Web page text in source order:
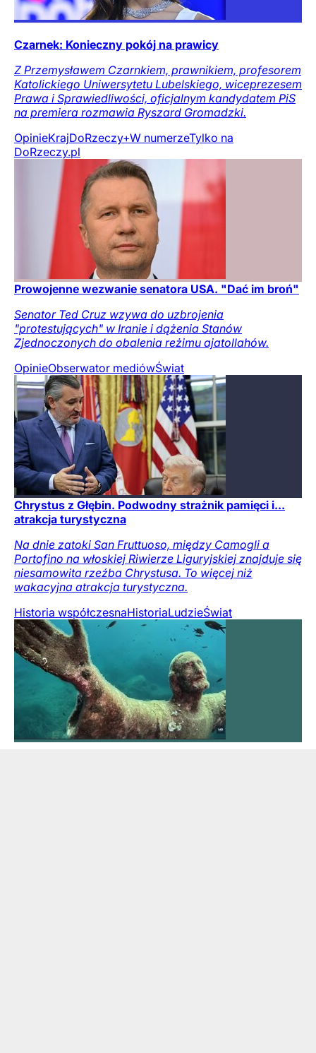
Czarnek: Konieczny pokój na prawicy
Z Przemysławem Czarnkiem, prawnikiem, profesorem
Katolickiego Uniwersytetu Lubelskiego, wiceprezesem
Prawa i Sprawiedliwości, oficjalnym kandydatem PiS
na premiera rozmawia Ryszard Gromadzki.
OpinieKrajDoRzeczy+W numerzeTylko na
DoRzeczy.pl
Prowojenne wezwanie senatora USA. "Dać im broń"
Senator Ted Cruz wzywa do uzbrojenia
"protestujących" w Iranie i dążenia Stanów
Zjednoczonych do obalenia reżimu ajatollahów.
OpinieObserwator mediówŚwiat
Chrystus z Głębin. Podwodny strażnik pamięci i...
atrakcja turystyczna
Na dnie zatoki San Fruttuoso, między Camogli a
Portofino na włoskiej Riwierze Liguryjskiej znajduje się
niesamowita rzeźba Chrystusa. To więcej niż
wakacyjna atrakcja turystyczna.
Historia współczesnaHistoriaLudzieŚwiat